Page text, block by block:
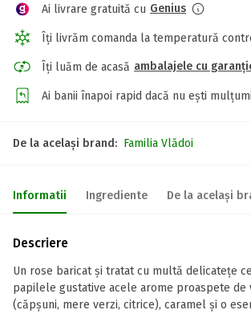
Ai livrare gratuită cu Genius
Îți livrăm comanda la temperatură
Îți luăm de acasă ambalajele cu
Ai banii înapoi rapid dacă nu ești
De la același brand: Familia Vlădoi
Informatii Ingrediente De la același
Descriere
Un rose baricat și tratat cu multă delicatețe
papilele gustative acele arome proaspete de
(căpșuni, mere verzi, citrice), caramel și o